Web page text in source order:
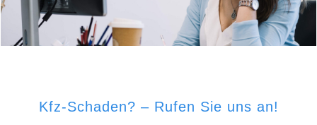
Kfz-Schaden? – Rufen Sie uns an!